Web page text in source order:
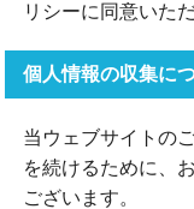
リシーに同意いた
個人情報の収集に
当ウェブサイトの
を続けるために、
ございます。